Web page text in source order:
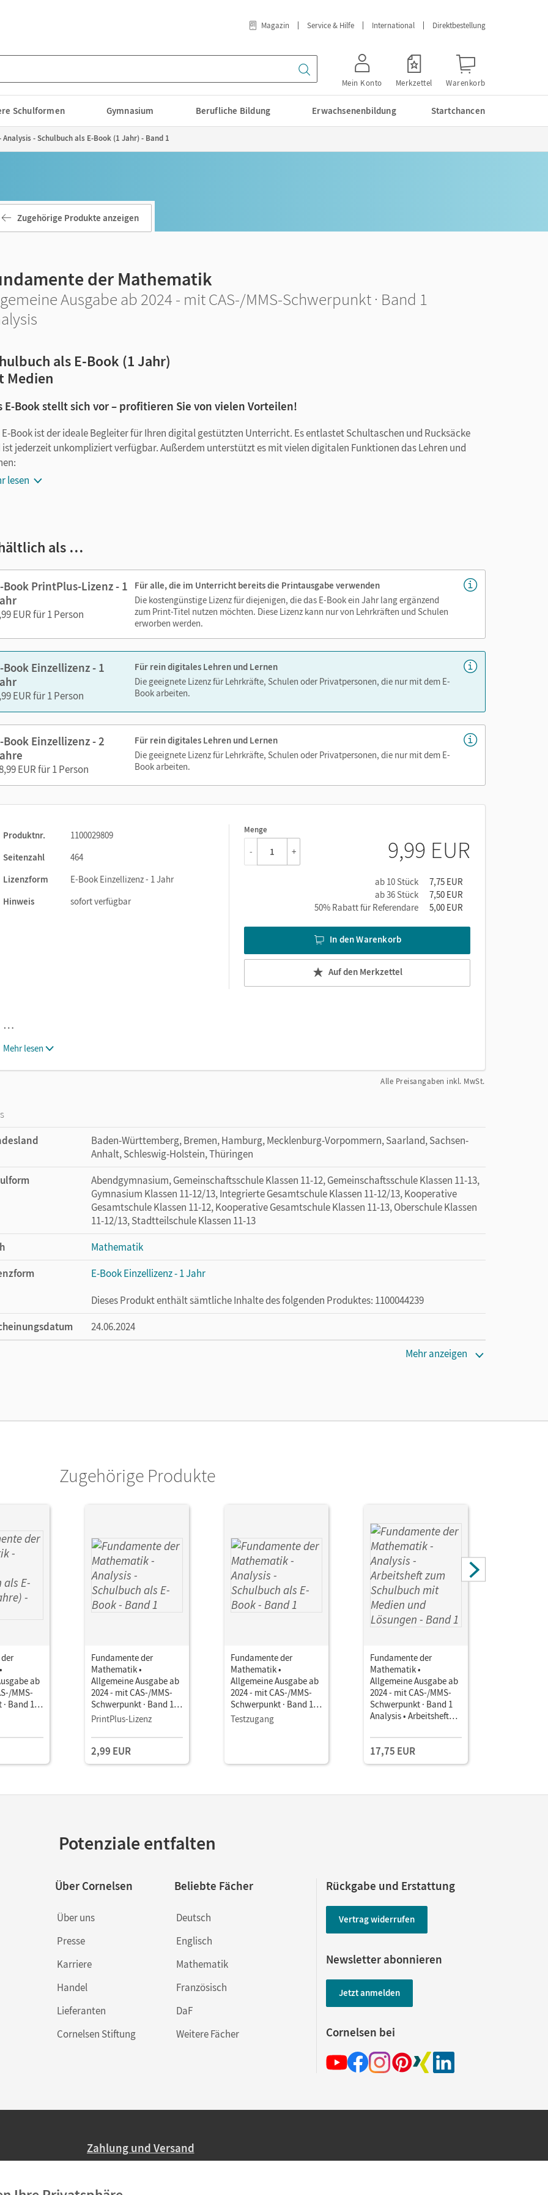
Magazin Service & Hilfe International Direktbestellung
Mein Konto Merkzettel Warenkorb
Schulformen Gymnasium Berufliche Bildung Erwachsenenbildung Startchancen
- Schulbuch als E-Book (1 Jahr) - Band 1
Zugehörige Produkte anzeigen
der Mathematik
Ausgabe ab 2024 - mit CAS-/MMS-Schwerpunkt · Band 1
als E-Book (1 Jahr)
Medien
E-Book stellt sich vor – profitieren Sie von vielen Vorteilen!
E-Book ist der ideale Begleiter für Ihren digital gestützten Unterricht. Es entlastet Schultaschen und Rucksäcke
ist jederzeit unkompliziert verfügbar. Außerdem unterstützt es mit vielen digitalen Funktionen das Lehren und
Lesezeichen hinzufügen
im Text suchen
zoomen
sind wichtige Bestandteile dieses E-Books. Sie sind seitengenau platziert, damit Sie und Ihre Schüler/-innen
unkompliziert darauf zugreifen können. So gestalten Sie das Lehren und Lernen zeitsparend und
Kein Medienwechsel! Kein zeitaufwendiges Suchen!
in diesem E-Book:
lesen
als …
Book PrintPlus-Lizenz - 1
EUR für 1 Person
Für alle, die im Unterricht bereits die Printausgabe verwenden
Die kostengünstige Lizenz für diejenigen, die das E-Book ein Jahr lang ergänzend
zum Print-Titel nutzen möchten. Diese Lizenz kann nur von Lehrkräften und Schulen
erworben werden.
Book Einzellizenz - 1
EUR für 1 Person
Für rein digitales Lehren und Lernen
Die geeignete Lizenz für Lehrkräfte, Schulen oder Privatpersonen, die nur mit dem E-
Book arbeiten.
Book Einzellizenz - 2
EUR für 1 Person
Für rein digitales Lehren und Lernen
Die geeignete Lizenz für Lehrkräfte, Schulen oder Privatpersonen, die nur mit dem E-
Book arbeiten.
Produktnr.
1100029809
Seitenzahl
464
Lizenzform
E-Book Einzellizenz - 1 Jahr
Hinweis
sofort verfügbar
Menge
1
- + 9,99 EUR
ab 10 Stück
7,75 EUR
ab 36 Stück
7,50 EUR
50% Rabatt für Referendare
5,00 EUR
In den Warenkorb
Auf den Merkzettel
…
Mehr lesen
Alle Preisangaben inkl. MwSt.
Baden-Württemberg, Bremen, Hamburg, Mecklenburg-Vorpommern, Saarland, Sachsen-
Anhalt, Schleswig-Holstein, Thüringen
Abendgymnasium, Gemeinschaftsschule Klassen 11-12, Gemeinschaftsschule Klassen 11-13,
Gymnasium Klassen 11-12/13, Integrierte Gesamtschule Klassen 11-12/13, Kooperative
Gesamtschule Klassen 11-12, Kooperative Gesamtschule Klassen 11-13, Oberschule Klassen
11-12/13, Stadtteilschule Klassen 11-13
Mathematik
E-Book Einzellizenz - 1 Jahr
Dieses Produkt enthält sämtliche Inhalte des folgenden Produktes: 1100044239
24.06.2024
Die geeignete Lizenz für Lehrkräfte, Schulen oder Privatpersonen, die nur mit dem E-Book
Mehr anzeigen
Zugehörige Produkte
ab
MMS-
Band 1
Fundamente der
Mathematik •
Allgemeine Ausgabe ab
2024 - mit CAS-/MMS-
Schwerpunkt · Band 1
Analysis • Schulbuch als
PrintPlus-Lizenz
2,99 EUR
Fundamente der
Mathematik •
Allgemeine Ausgabe ab
2024 - mit CAS-/MMS-
Schwerpunkt · Band 1
Analysis • Schulbuch als
E-Book Mit Medien
Testzugang
Fundamente der
Mathematik •
Allgemeine Ausgabe ab
2024 - mit CAS-/MMS-
Schwerpunkt · Band 1
Analysis • Arbeitsheft
Medien und Lösungen
17,75 EUR
Potenziale entfalten
Über Cornelsen
Über uns
Presse
Karriere
Handel
Lieferanten
Cornelsen Stiftung
Beliebte Fächer
Deutsch
Englisch
Mathematik
Französisch
DaF
Weitere Fächer
Rückgabe und Erstattung
Vertrag widerrufen
Newsletter abonnieren
Jetzt anmelden
Cornelsen bei
Zahlung und Versand